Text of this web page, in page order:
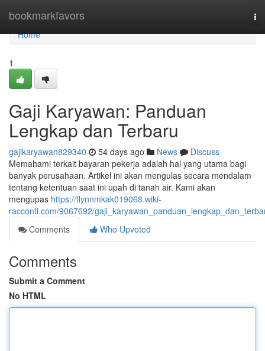
bookmarkfavors
Home
Home
1
Gaji Karyawan: Panduan
Lengkap dan Terbaru
gajikaryawan829340 54 days ago News
Discuss
Memahami terkait bayaran pekerja adalah hal yang utama bagi
banyak perusahaan. Artikel ini akan mengulas secara mendalam
tentang ketentuan saat ini upah di tanah air. Kami akan
mengupas https://flynnmkak019068.wiki-
racconti.com/9067692/
Comments
Who Upvoted
Comments
Submit a Comment
No HTML